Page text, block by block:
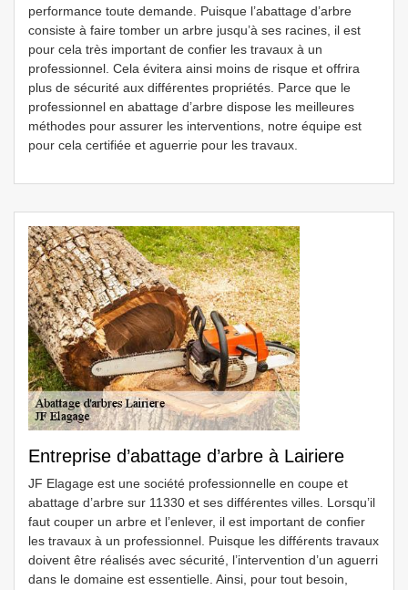
performance toute demande. Puisque l’abattage d’arbre
consiste à faire tomber un arbre jusqu’à ses racines, il est
pour cela très important de confier les travaux à un
professionnel. Cela évitera ainsi moins de risque et offrira
plus de sécurité aux différentes propriétés. Parce que le
professionnel en abattage d’arbre dispose les meilleures
méthodes pour assurer les interventions, notre équipe est
pour cela certifiée et aguerrie pour les travaux.
Entreprise d’abattage d’arbre à Lairiere
JF Elagage est une société professionnelle en coupe et
abattage d’arbre sur 11330 et ses différentes villes. Lorsqu’il
faut couper un arbre et l’enlever, il est important de confier
les travaux à un professionnel. Puisque les différents travaux
doivent être réalisés avec sécurité, l’intervention d’un aguerri
dans le domaine est essentielle. Ainsi, pour tout besoin,